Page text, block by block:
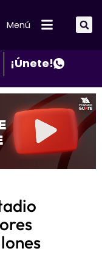
Menú
¡Únete!